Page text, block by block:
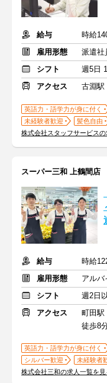
給与
時給
雇用形態
派遣社
シフト
週5日
アクセス
古淵駅
英語力・語学力が身に付く
未経験者歓迎
髪色自由
株式会社スタッフサービス
スーパー三和 上鶴間店
給与
時給
雇用形態
アルバ
シフト
週2日
アクセス
町田駅
徒歩8
英語力・語学力が身に付く
シルバー歓迎
未経験者
株式会社三和の求人一覧を見